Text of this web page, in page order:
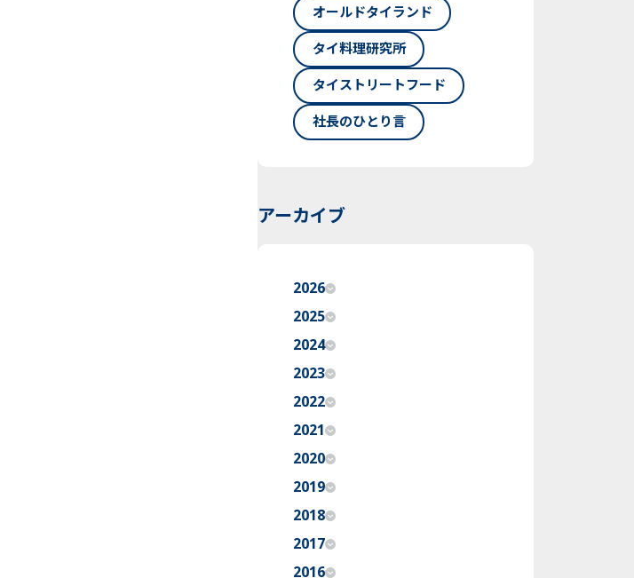
オールドタイランド
タイ料理研究所
タイストリートフード
社長のひとり言
アーカイブ
2026
2025
2024
2023
2022
2021
2020
2019
2018
2017
2016